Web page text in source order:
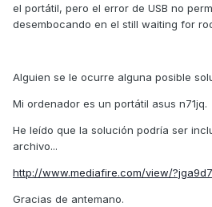
el portátil, pero el error de USB no
desembocando en el still waiting for
Alguien se le ocurre alguna posible
Mi ordenador es un portátil asus n71jq.
He leído que la solución podría ser
archivo...
http://www.mediafire.com/view/
Gracias de antemano.